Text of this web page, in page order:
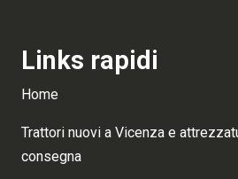
Links rapidi
Home
Trattori nuovi a Vicenza e
consegna